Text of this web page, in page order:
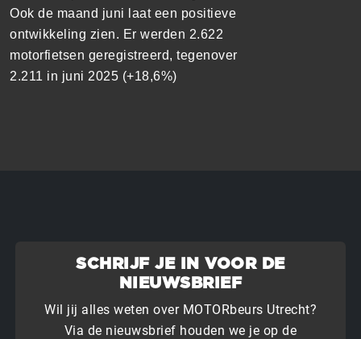
Ook de maand juni laat een positieve
ontwikkeling zien. Er werden 2.622
motorfietsen geregistreerd, tegenover
2.211 in juni 2025 (+18,6%)
SCHRIJF JE IN VOOR DE
NIEUWSBRIEF
Wil jij alles weten over MOTORbeurs Utrecht?
Via de nieuwsbrief houden we je op de